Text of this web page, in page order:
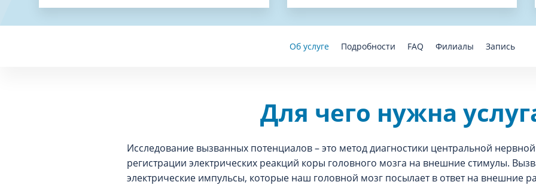
Об услуге Подробности FAQ Филиалы Запись
Для чего нужна
Исследование вызванных потенциалов – это метод диагностики центральной
регистрации электрических реакций коры головного мозга на внешние стимулы.
электрические импульсы, которые наш головной мозг посылает в ответ на внешние